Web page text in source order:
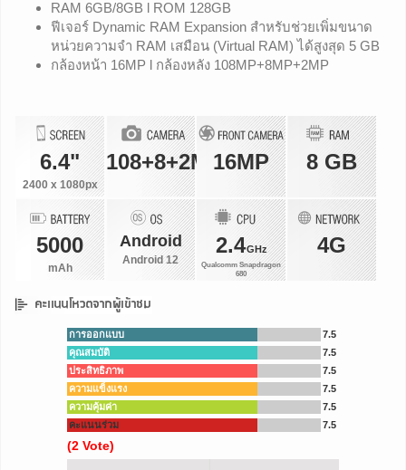
RAM 6GB/8GB l ROM 128GB
ฟีเจอร์ Dynamic RAM Expansion สำหรับช่วยเพิ่มขนาด
หน่วยความจำ RAM เสมือน (Virtual RAM) ได้สูงสุด 5 GB
กล้องหน้า 16MP l กล้องหลัง 108MP+8MP+2MP
6.4"
2400 x 1080px
108+8+2MP16MP 8 GB
5000
mAh
Android
Android 12
2.4GHz
Qualcomm Snapdragon
680
4G
การออกแบบ
7.5
คุณสมบัติ
7.5
ประสิทธิภาพ
7.5
ความแข็งแรง
7.5
ความคุ้มค่า
7.5
คะแนนร่วม
7.5
(2 Vote)